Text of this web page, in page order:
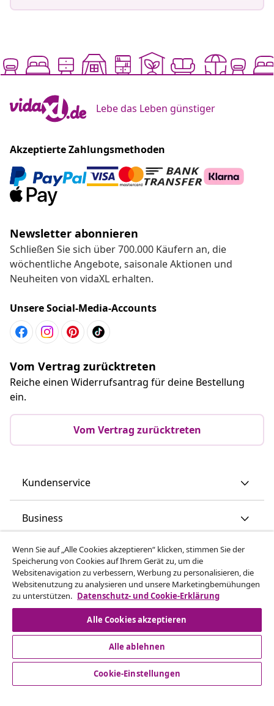
Lebe das Leben günstiger
Akzeptierte Zahlungsmethoden
Newsletter abonnieren
Schließen Sie sich über 700.000 Käufern an, die
wöchentliche Angebote, saisonale Aktionen und
Neuheiten von vidaXL erhalten.
Unsere Social-Media-Accounts
Vom Vertrag zurücktreten
Reiche einen Widerrufsantrag für deine Bestellung
ein.
Vom Vertrag zurücktreten
Kundenservice
Business
vidaXL
Mehr entdecken
© 2008-2026 vidaXL www.vidaxl.de ist eine Webseite von
Wenn Sie auf „Alle Cookies akzeptieren“ klicken, stimmen Sie der
Speicherung von Cookies auf Ihrem Gerät zu, um die
Websitenavigation zu verbessern, Werbung zu personalisieren, die
Websitenutzung zu analysieren und unsere Marketingbemühungen
zu unterstützen. Datenschutz- und Cookie-Erklärung
Alle Cookies akzeptieren
Alle ablehnen
Cookie-Einstellungen